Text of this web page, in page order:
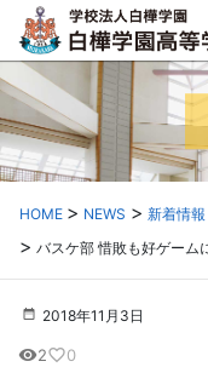
HOME NEWS
新着情報
バスケ部 惜敗も好ゲー
2018年11月3日
visibility2favorite_border0